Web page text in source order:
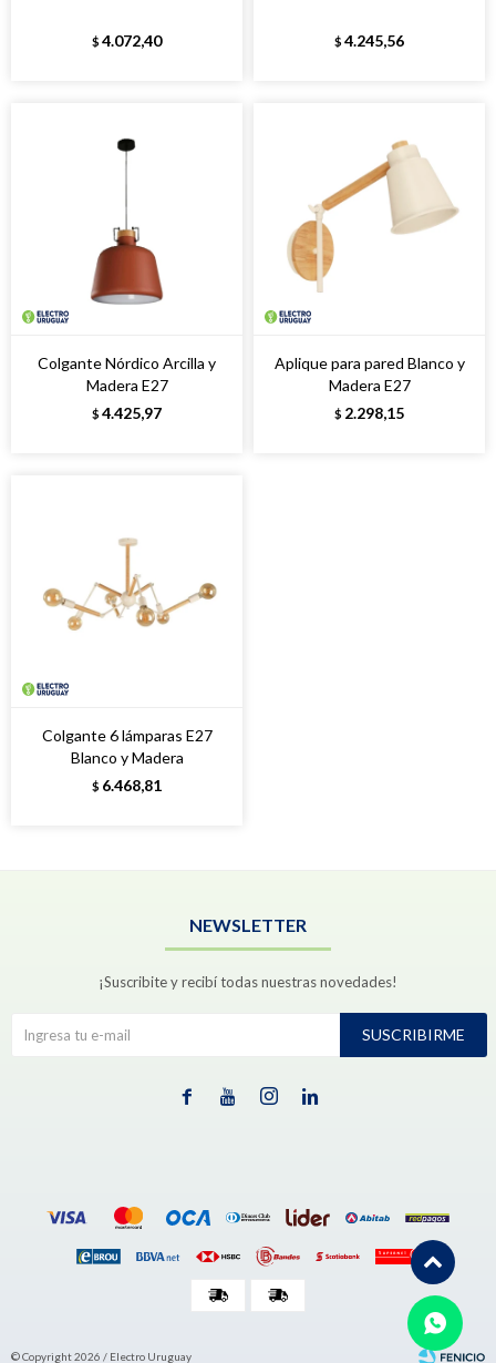
$ 4.072,40 $ 4.245,56
Colgante Nórdico Arcilla y
Madera E27
$ 4.425,97
Aplique para pared Blanco y
Madera E27
$ 2.298,15
Colgante 6 lámparas E27
Blanco y Madera
$ 6.468,81
NEWSLETTER
¡Suscribite y recibí todas nuestras novedades!
SUSCRIBIRME
   
© Copyright 2026 / Electro Uruguay